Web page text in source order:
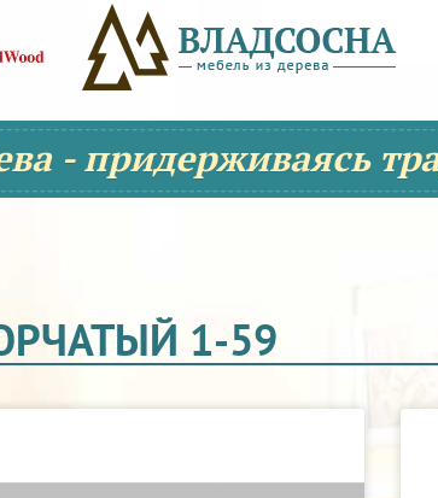
- придерживаясь
1-59